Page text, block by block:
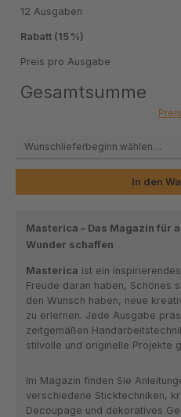
12 Ausgaben
Rabatt (15 %)
Preis pro Ausgabe
Gesamtsumme
In den
Masterica – Das Magazin für
Wunder schaffen
Masterica ist ein
Freude daran haben, Schönes
den Wunsch haben, neue
zu erlernen. Jede Ausgabe
zeitgemäßen
stilvolle und originelle Projekte
Im Magazin finden Sie
verschiedene Sticktechniken,
Decoupage und dekoratives